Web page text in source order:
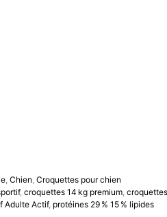
, Chien Croquettes pour chien
, croquettes 14 kg premium,
Adulte Actif, protéines 29 % 15 % lipides